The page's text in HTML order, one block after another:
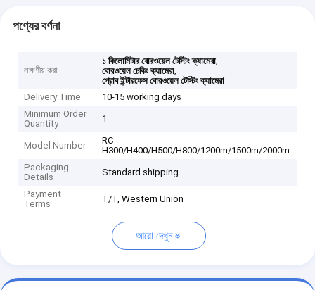
পণ্যের বর্ণনা
লক্ষণীয় করা
১ কিলোমিটার বোরওয়েল টেস্টিং ক্যামেরা,
বোরওয়েল চেকিং ক্যামেরা,
প্রোব ইন্টারফেস বোরওয়েল টেস্টিং ক্যামেরা
Delivery Time
10-15 working days
Minimum Order
Quantity
1
Model Number
RC-
H300/H400/H500/H800/1200m/1500m/2000m
Packaging
Details
Standard shipping
Payment
Terms
T/T, Western Union
আরো দেখুন